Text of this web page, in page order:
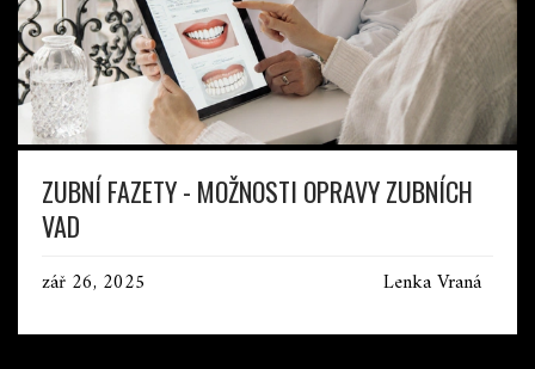
ZUBNÍ FAZETY - MOŽNOSTI OPRAVY ZUBNÍCH
VAD
zář 26, 2025 Lenka Vraná